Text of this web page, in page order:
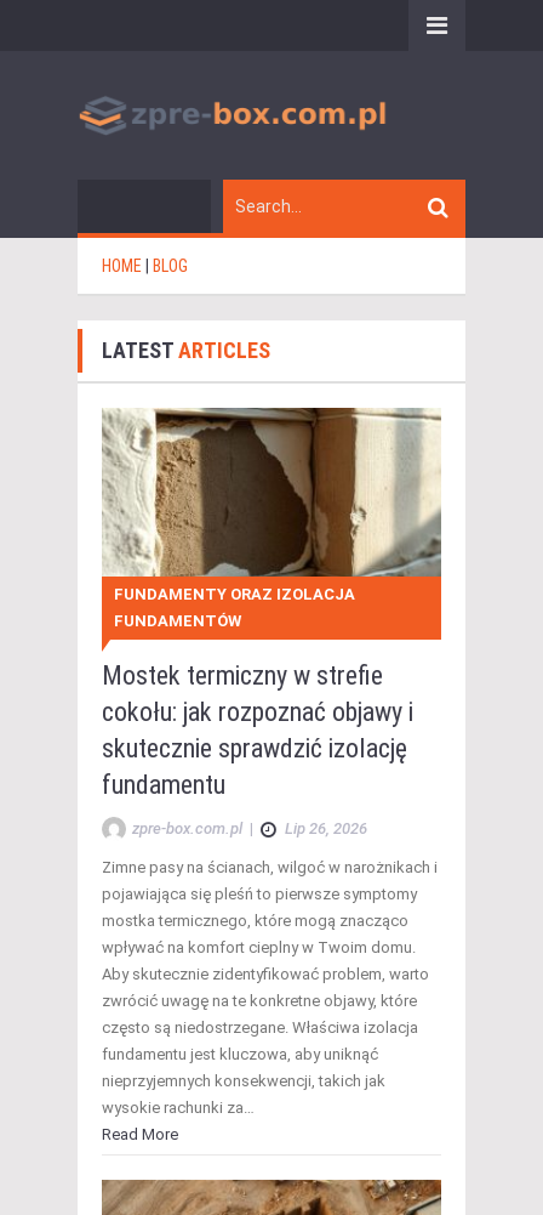
HOME BLOG
LATESTARTICLES
FUNDAMENTY ORAZ IZOLACJA
FUNDAMENTÓW
Mostek termiczny w strefie
cokołu: jak rozpoznać objawy i
skutecznie sprawdzić izolację
fundamentu
zpre-box.com.pl | Lip 26, 2026
Zimne pasy na ścianach, wilgoć w narożnikach i
pojawiająca się pleśń to pierwsze symptomy
mostka termicznego, które mogą znacząco
wpływać na komfort cieplny w Twoim domu.
Aby skutecznie zidentyfikować problem, warto
zwrócić uwagę na te konkretne objawy, które
często są niedostrzegane. Właściwa izolacja
fundamentu jest kluczowa, aby uniknąć
nieprzyjemnych konsekwencji, takich jak
wysokie rachunki za…
Read More